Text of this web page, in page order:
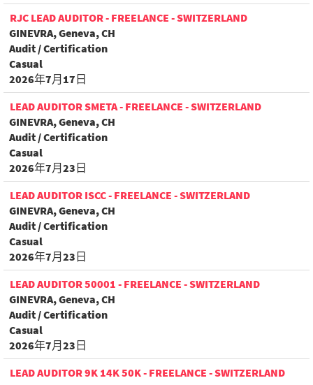
RJC LEAD AUDITOR - FREELANCE - SWITZERLAND
GINEVRA, Geneva, CH
Audit / Certification
Casual
2026年7月17日
LEAD AUDITOR SMETA - FREELANCE - SWITZERLAND
GINEVRA, Geneva, CH
Audit / Certification
Casual
2026年7月23日
LEAD AUDITOR ISCC - FREELANCE - SWITZERLAND
GINEVRA, Geneva, CH
Audit / Certification
Casual
2026年7月23日
LEAD AUDITOR 50001 - FREELANCE - SWITZERLAND
GINEVRA, Geneva, CH
Audit / Certification
Casual
2026年7月23日
LEAD AUDITOR 9K 14K 50K - FREELANCE - SWITZERLAND